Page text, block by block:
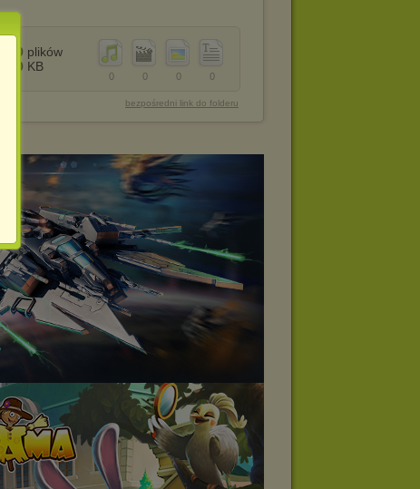
0
0
0
0
0 plików
0 KB
bezpośredni link do folderu